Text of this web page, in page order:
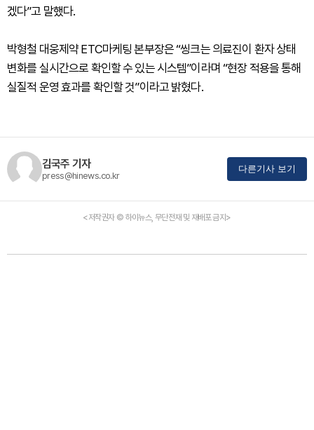
겠다”고 말했다.
박형철 대웅제약 ETC마케팅 본부장은 “씽크는 의료진이 환자 상태
변화를 실시간으로 확인할 수 있는 시스템”이라며 “현장 적용을 통해
실질적 운영 효과를 확인할 것”이라고 밝혔다.
김국주 기자
press@hinews.co.kr
다른기사 보기
<저작권자 © 하이뉴스, 무단전재 및 재배포 금지>